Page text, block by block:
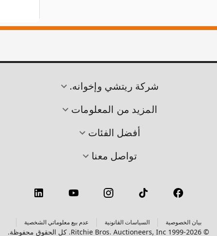
شركة ريتشي وإخوانه.
المزيد من المعلومات
أفضل الفئات
تواصل معنا
بيان الخصوصية السياسات القانونية عدم بيع معلوماتي الشخصية
© 1999-2026 Ritchie Bros. Auctioneers, Inc. كل الحقوق محفوظة.